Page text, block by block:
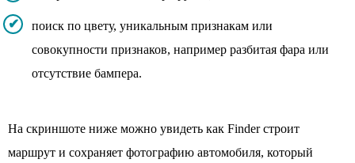
поиск по цвету, уникальным признакам или
совокупности признаков, например разбитая фара или
отсутствие бампера.
На скриншоте ниже можно увидеть как Finder строит
маршрут и сохраняет фотографию автомобиля, который